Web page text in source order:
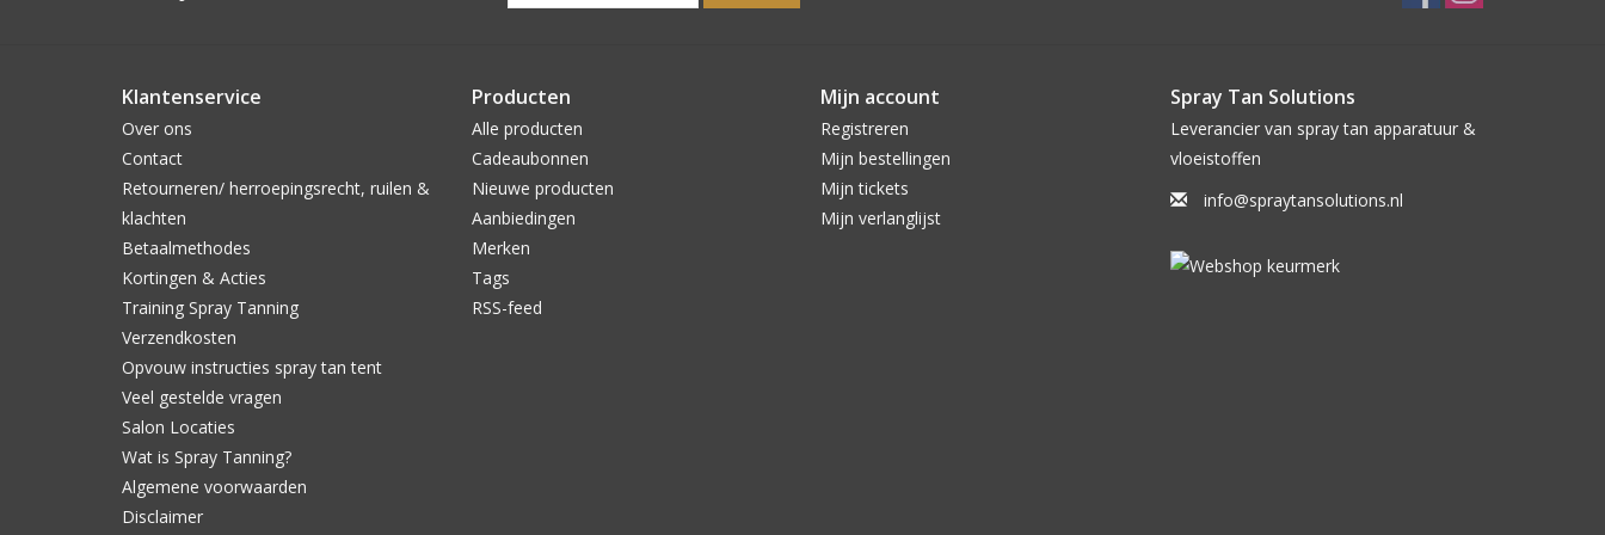
Klantenservice
Over ons
Contact
Retourneren/ herroepingsrecht, ruilen &
klachten
Betaalmethodes
Kortingen & Acties
Training Spray Tanning
Verzendkosten
Opvouw instructies spray tan tent
Veel gestelde vragen
Salon Locaties
Wat is Spray Tanning?
Algemene voorwaarden
Disclaimer
Producten
Alle producten
Cadeaubonnen
Nieuwe producten
Aanbiedingen
Merken
Tags
RSS-feed
Mijn account
Registreren
Mijn bestellingen
Mijn tickets
Mijn verlanglijst
Spray Tan Solutions
Leverancier van spray tan apparatuur &
vloeistoffen
info@spraytansolutions.nl